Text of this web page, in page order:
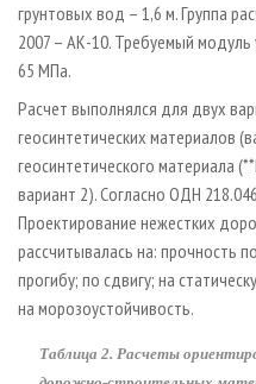
грунтовых вод – 1,6 м. Группа
2007 – АК-10. Требуемый
65 МПа.
Расчет выполнялся для двух
геосинтетических материалов
геосинтетического материала
вариант 2). Согласно ОДН
Проектирование нежестких
рассчитывалась на: прочность
прогибу; по сдвигу; на
на морозоустойчивость.
Таблица 2. Расчеты